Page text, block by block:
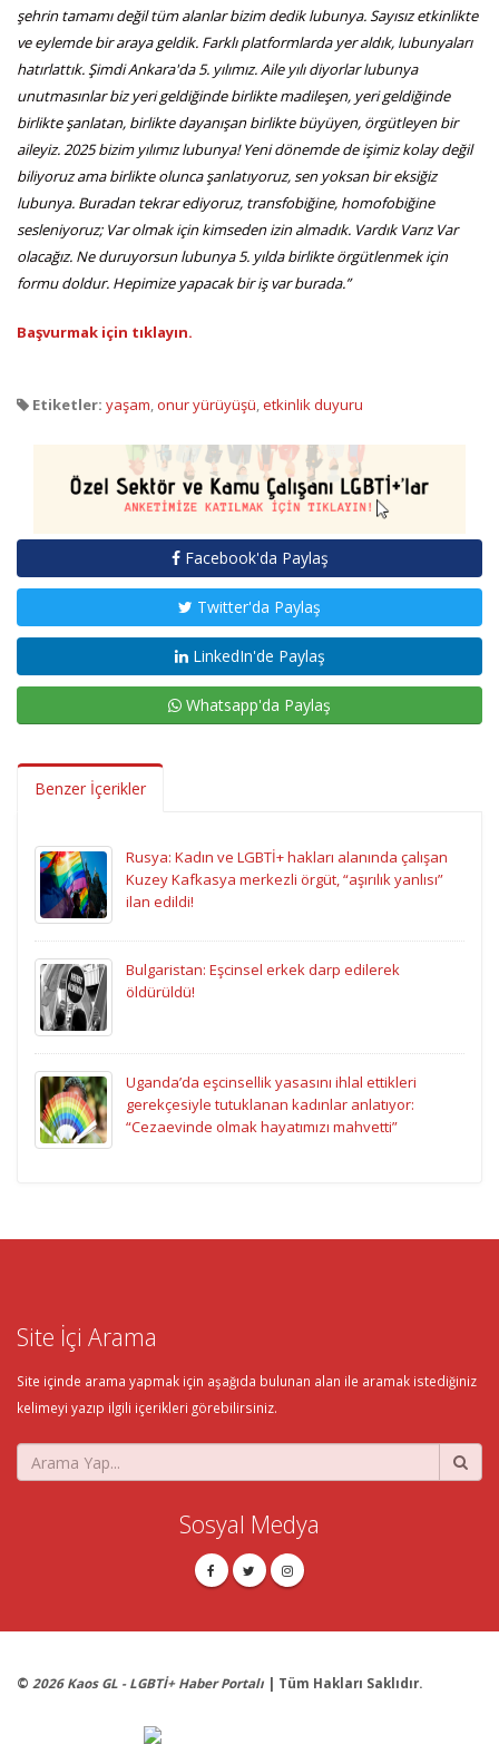
şehrin tamamı değil tüm alanlar bizim dedik lubunya. Sayısız etkinlikte
ve eylemde bir araya geldik. Farklı platformlarda yer aldık, lubunyaları
hatırlattık. Şimdi Ankara'da 5. yılımız. Aile yılı diyorlar lubunya
unutmasınlar biz yeri geldiğinde birlikte madileşen, yeri geldiğinde
birlikte şanlatan, birlikte dayanışan birlikte büyüyen, örgütleyen bir
aileyiz. 2025 bizim yılımız lubunya! Yeni dönemde de işimiz kolay değil
biliyoruz ama birlikte olunca şanlatıyoruz, sen yoksan bir eksiğiz
lubunya. Buradan tekrar ediyoruz, transfobiğine, homofobiğine
sesleniyoruz; Var olmak için kimseden izin almadık. Vardık Varız Var
olacağız. Ne duruyorsun lubunya 5. yılda birlikte örgütlenmek için
formu doldur. Hepimize yapacak bir iş var burada.”
Başvurmak için tıklayın.
Etiketler: yaşam onur yürüyüşü etkinlik duyuru
Facebook'da Paylaş
Twitter'da Paylaş
LinkedIn'de Paylaş
Whatsapp'da Paylaş
Benzer İçerikler
Rusya: Kadın ve LGBTİ+ hakları alanında çalışan
Kuzey Kafkasya merkezli örgüt, “aşırılık yanlısı”
ilan edildi!
Bulgaristan: Eşcinsel erkek darp edilerek
öldürüldü!
Uganda’da eşcinsellik yasasını ihlal ettikleri
gerekçesiyle tutuklanan kadınlar anlatıyor:
“Cezaevinde olmak hayatımızı mahvetti”
Site İçi Arama
Site içinde arama yapmak için aşağıda bulunan alan ile aramak istediğiniz
kelimeyi yazıp ilgili içerikleri görebilirsiniz.
Sosyal Medya
© 2026 Kaos GL - LGBTİ+ Haber Portalı | Tüm Hakları Saklıdır.